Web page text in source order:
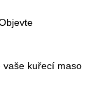
vaše kuřecí maso